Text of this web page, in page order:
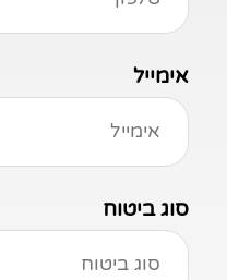
אימייל
סוג ביטוח